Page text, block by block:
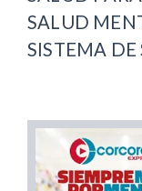
SALUD
SISTEMA